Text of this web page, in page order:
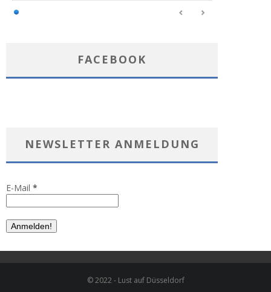
FACEBOOK
NEWSLETTER ANMELDUNG
E-Mail *
© 2022 - Lust auf Düsseldorf